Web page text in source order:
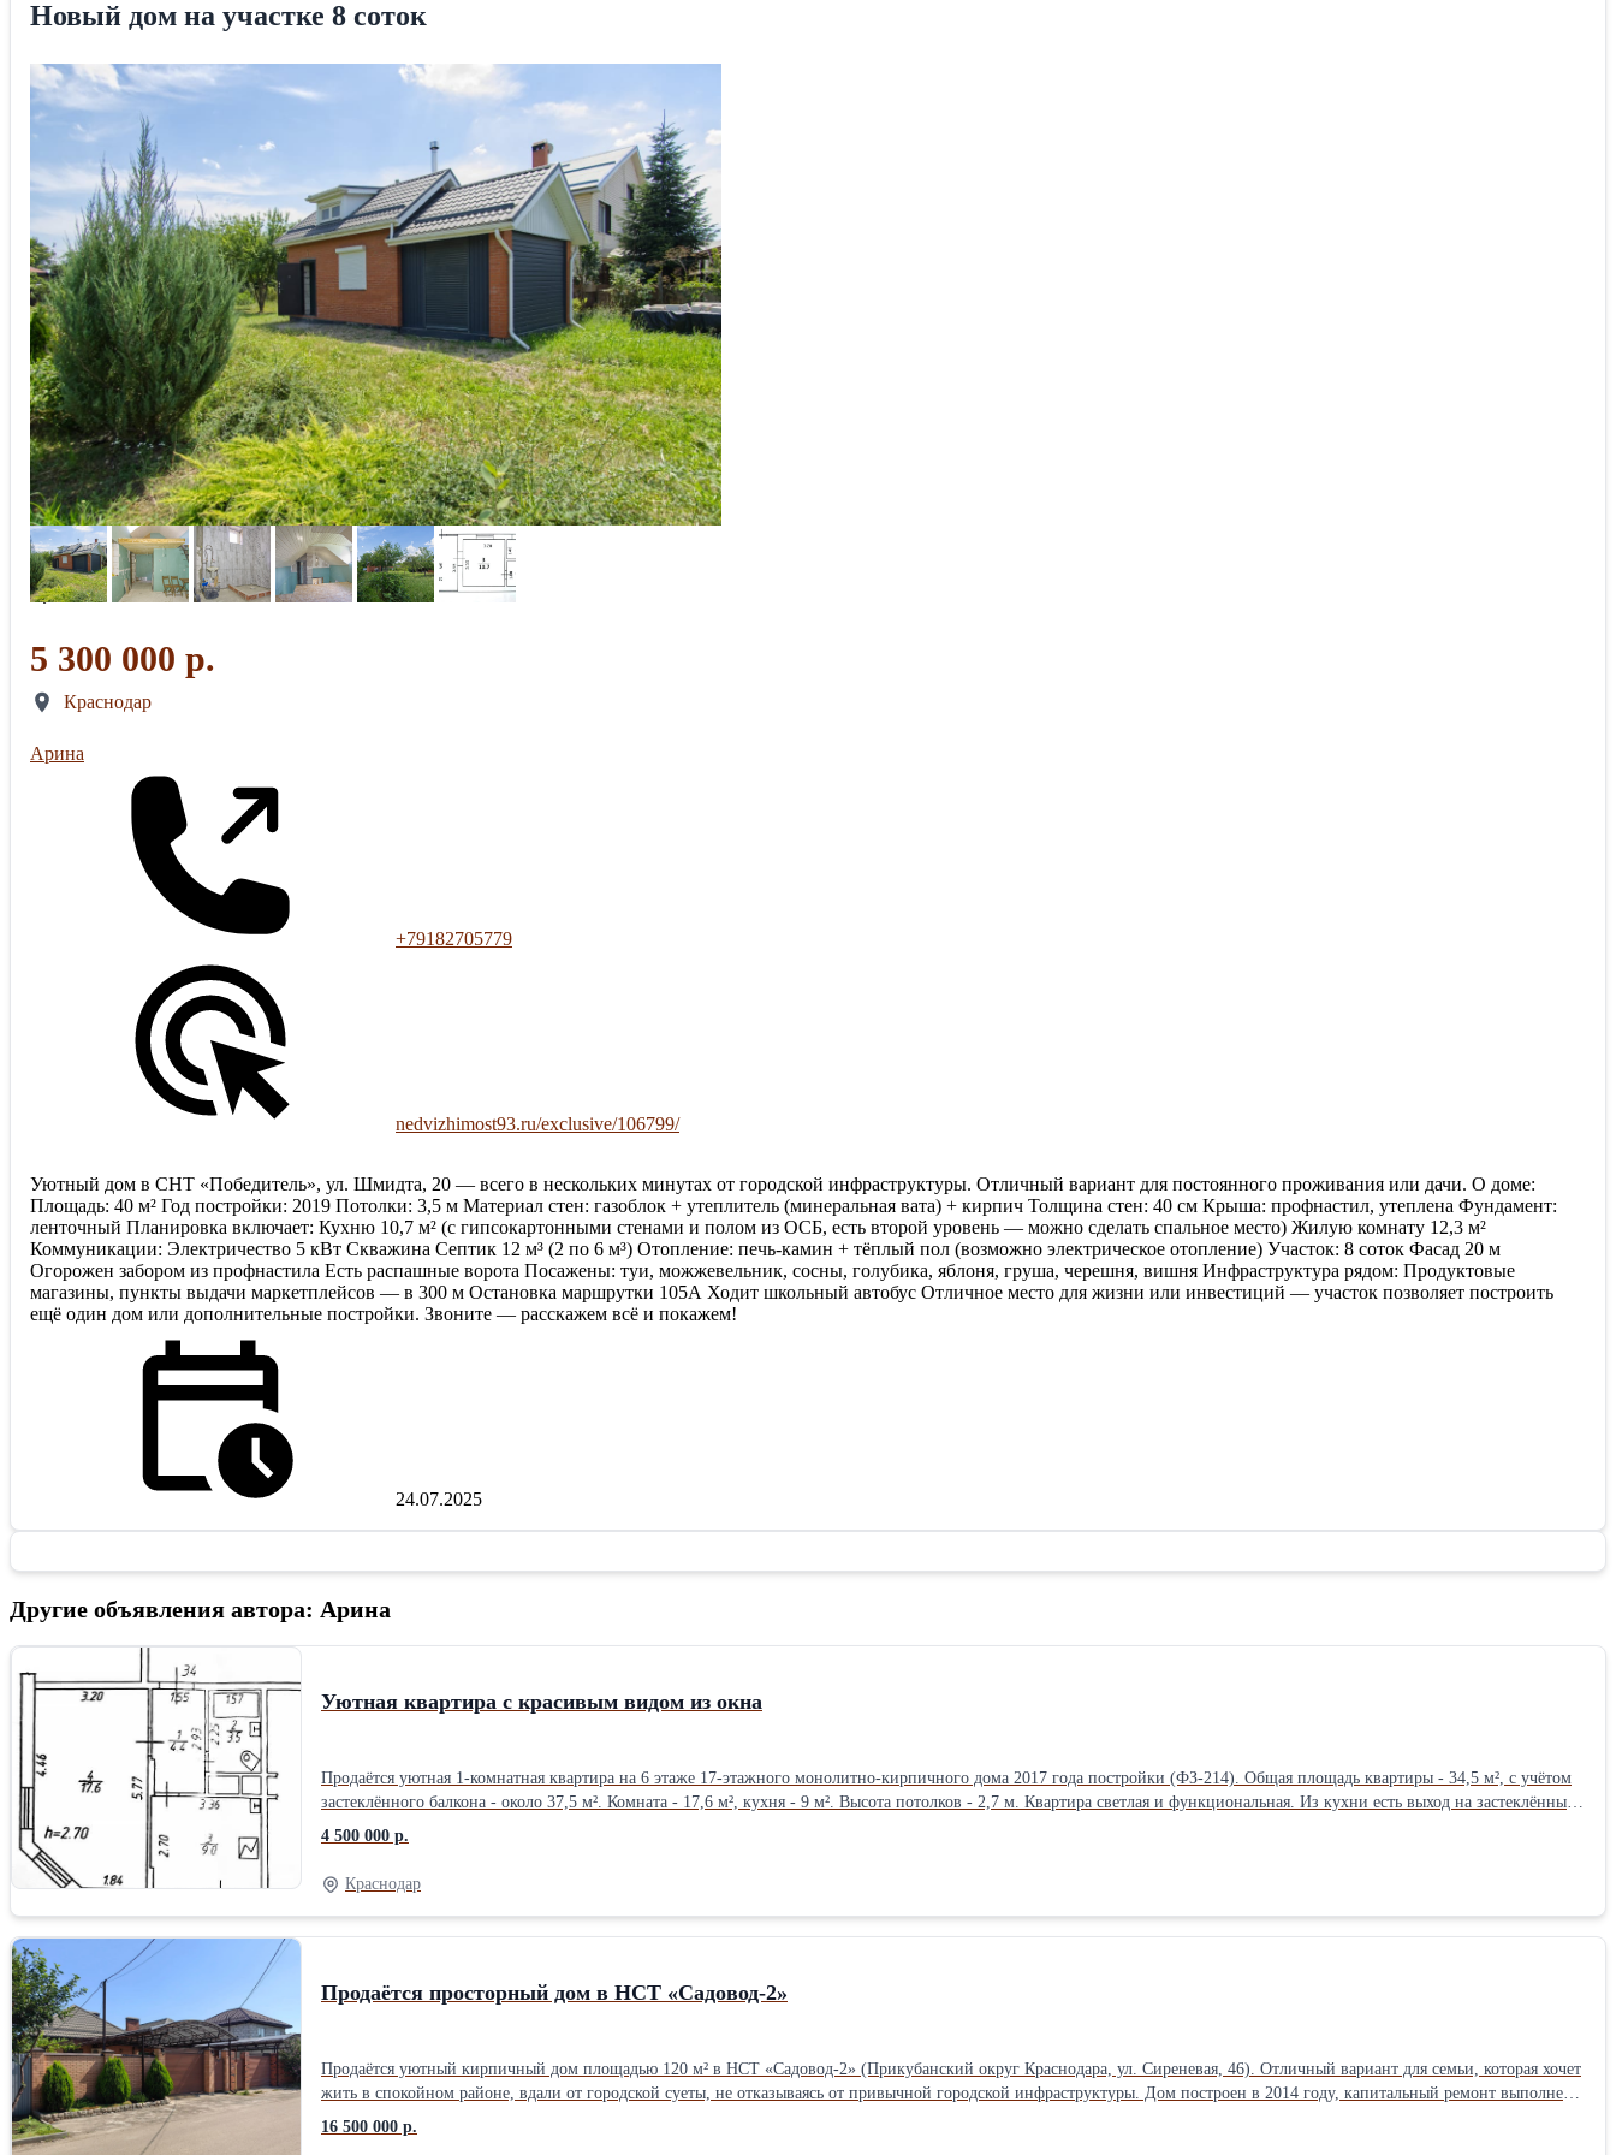
Новый дом на участке 8 соток
5 300 000 р.
Краснодар
Арина
+79182705779
nedvizhimost93.ru/exclusive/106799/
Уютный дом в СНТ «Победитель», ул. Шмидта, 20 — всего в нескольких минутах от городской инфраструктуры. Отличный вариант для постоянного проживания или дачи. О доме:
Площадь: 40 м² Год постройки: 2019 Потолки: 3,5 м Материал стен: газоблок + утеплитель (минеральная вата) + кирпич Толщина стен: 40 см Крыша: профнастил, утеплена Фундамент:
ленточный Планировка включает: Кухню 10,7 м² (с гипсокартонными стенами и полом из ОСБ, есть второй уровень — можно сделать спальное место) Жилую комнату 12,3 м²
Коммуникации: Электричество 5 кВт Скважина Септик 12 м³ (2 по 6 м³) Отопление: печь-камин + тёплый пол (возможно электрическое отопление) Участок: 8 соток Фасад 20 м
Огорожен забором из профнастила Есть распашные ворота Посажены: туи, можжевельник, сосны, голубика, яблоня, груша, черешня, вишня Инфраструктура рядом: Продуктовые
магазины, пункты выдачи маркетплейсов — в 300 м Остановка маршрутки 105А Ходит школьный автобус Отличное место для жизни или инвестиций — участок позволяет построить
ещё один дом или дополнительные постройки. Звоните — расскажем всё и покажем!
24.07.2025
Другие объявления автора: Арина
Уютная квартира с красивым видом из окна
Продаётся уютная 1-комнатная квартира на 6 этаже 17-этажного монолитно-кирпичного дома 2017 года постройки (ФЗ-214). Общая площадь квартиры - 34,5 м², с учётом
застеклённого балкона - около 37,5 м². Комната - 17,6 м², кухня - 9 м². Высота потолков - 2,7 м. Квартира светлая и функциональная. Из кухни есть выход на застеклённый
балкон. Окна выходят на запад, благодаря чему во второй половине дня в квартире много естественного света. В комнате установлен кондиционер. Дополнительно имеется
бойлер на 80 литров. Состояние квартиры позволяет сразу заехать и жить, при желании можно сделать небольшой косметический ремонт. Вся мебель и техника остаются
новым владельцам: кухонный гарнитур, холодильник, стол и стулья, диван, детская кровать, компьютерный стол, два шкафа, мебель в санузле. Дом оборудован
пассажирским и грузовым лифтами. Во дворе современные детские и спортивные площадки, зоны отдыха, озеленение, хорошее освещение и благоустроенная территория.
Район с развитой инфраструктурой. В пешей доступности находятся детский сад, поликлиника №8, фитнес-клуб, парк, торговый центр, пункты выдачи маркетплейсов,
4 500 000 р.
Краснодар
Продаётся просторный дом в НСТ «Садовод-2»
Продаётся уютный кирпичный дом площадью 120 м² в НСТ «Садовод-2» (Прикубанский округ Краснодара, ул. Сиреневая, 46). Отличный вариант для семьи, которая хочет
жить в спокойном районе, вдали от городской суеты, не отказываясь от привычной городской инфраструктуры. Дом построен в 2014 году, капитальный ремонт выполнен в
2020 году. Высота потолков - 3 метра. Стены толщиной 45 см выполнены из кирпича и утеплены пеноплексом, кровля утеплена минеральной ватой в три слоя. Фундамент
ленточный, фасад облицован кирпичом, установлены металлопластиковые окна с двойными стеклопакетами. Есть чердак для хранения. Планировка удобная и
16 500 000 р.